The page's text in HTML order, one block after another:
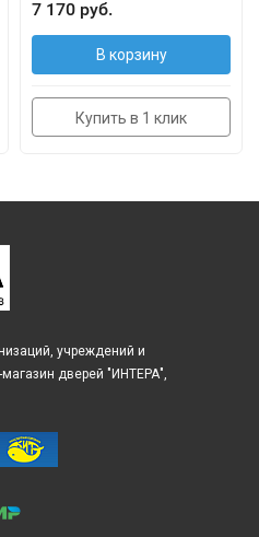
7 170 руб.
В корзину
Купить в 1 клик
учреждений и
магазин дверей "ИНТЕРА",